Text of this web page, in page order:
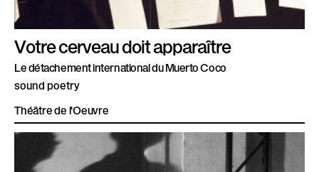
Votre cerveau doit apparaître
Le détachement international du Muerto Coco
sound poetry
Théâtre de l'Oeuvre